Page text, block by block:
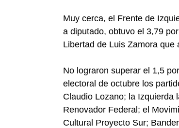
Muy cerca, el Frente de
a diputado, obtuvo el 3,79
Libertad de Luis Zamora que
No lograron superar el 1,5
electoral de octubre los
Claudio Lozano; la Izquierda
Renovador Federal; el
Cultural Proyecto Sur;